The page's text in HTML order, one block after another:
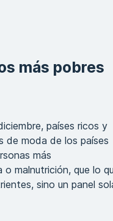
más pobres
países ricos y
de moda de los países
más
malnutrición, que lo
sino un panel